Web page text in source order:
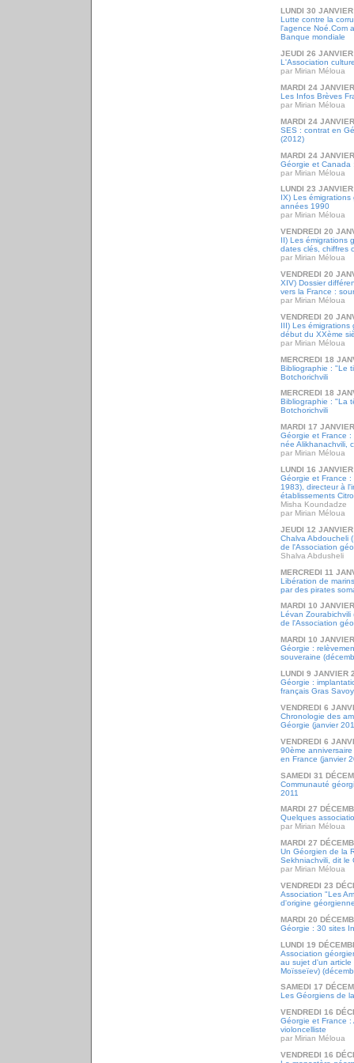
LUNDI 30
Lutte contre la
l'agence Noé.Com
Banque mondiale
JEUDI 26
L'Association
par Mirian Méloua
MARDI 24
Les Infos Brèves
par Mirian Méloua
MARDI 24
SES : contrat en
(2012)
MARDI 24
Géorgie et Canada
par Mirian Méloua
LUNDI 23
IX) Les
années 1990
par Mirian Méloua
VENDREDI 20
II) Les émigrations
dates clés, chiffres
par Mirian Méloua
VENDREDI 20
XIV) Dossier
vers la France :
par Mirian Méloua
VENDREDI 20
III) Les émigrations
début du XXème
par Mirian Méloua
MERCREDI 18
Bibliographie : "Le
Botchorichvili
MERCREDI 18
Bibliographie : "La
Botchorichvili
MARDI 17
Géorgie et France :
née Alikhanachvili,
par Mirian Méloua
LUNDI 16
Géorgie et France
1983), directeur à
établissements
Misha Koundadze
par Mirian Méloua
JEUDI 12
Chalva Abdoucheli
de l'Association
Shalva Abdusheli
MERCREDI 11
Libération de
par des pirates
MARDI 10
Lévan
de l'Association
MARDI 10
Géorgie :
souveraine
LUNDI 9 JANVIER
Géorgie :
français Gras
VENDREDI 6
Chronologie des
Géorgie (janvier
VENDREDI 6
90ème
en France (janvier
SAMEDI 31
Communauté
2011
MARDI 27
Quelques
par Mirian Méloua
MARDI 27
Un Géorgien de la
Sekhniachvili, dit le
par Mirian Méloua
VENDREDI 23
Association "Les
d'origine
MARDI 20
Géorgie : 30 sites
LUNDI 19
Association
au sujet d'un
Moïsseïev)
SAMEDI 17
Les Géorgiens de
VENDREDI 16
Géorgie et France :
violoncelliste
par Mirian Méloua
VENDREDI 16